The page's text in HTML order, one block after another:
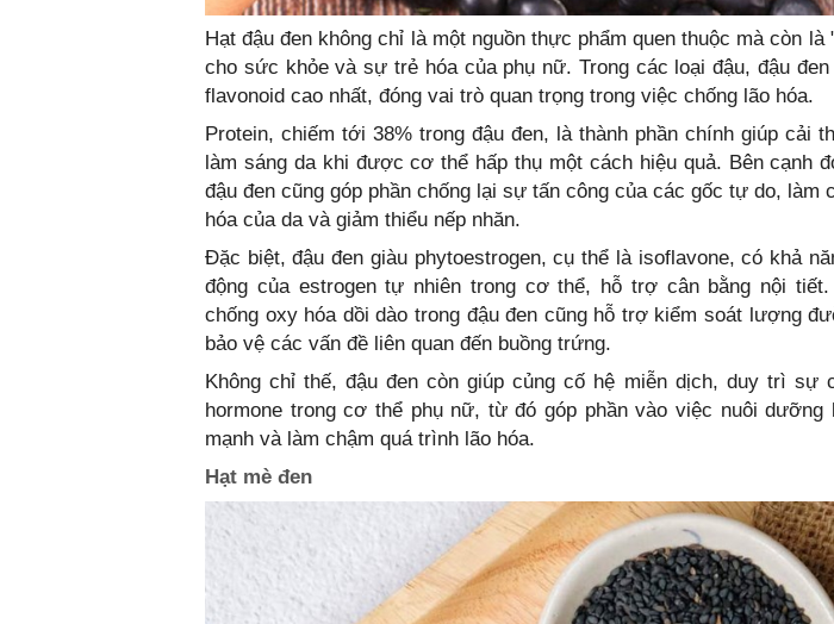
Hạt đậu đen không chỉ là một nguồn thực phẩm quen thuộc mà còn
cho sức khỏe và sự trẻ hóa của phụ nữ. Trong các loại đậu, đậu
flavonoid cao nhất, đóng vai trò quan trọng trong việc chống lão hóa.
Protein, chiếm tới 38% trong đậu đen, là thành phần chính giúp cải
làm sáng da khi được cơ thể hấp thụ một cách hiệu quả. Bên cạnh
đậu đen cũng góp phần chống lại sự tấn công của các gốc tự do, làm
hóa của da và giảm thiểu nếp nhăn.
Đặc biệt, đậu đen giàu phytoestrogen, cụ thể là isoflavone, có khả
động của estrogen tự nhiên trong cơ thể, hỗ trợ cân bằng nội
chống oxy hóa dồi dào trong đậu đen cũng hỗ trợ kiểm soát lượng
bảo vệ các vấn đề liên quan đến buồng trứng.
Không chỉ thế, đậu đen còn giúp củng cố hệ miễn dịch, duy trì sự
hormone trong cơ thể phụ nữ, từ đó góp phần vào việc nuôi dưỡng
mạnh và làm chậm quá trình lão hóa.
Hạt mè đen